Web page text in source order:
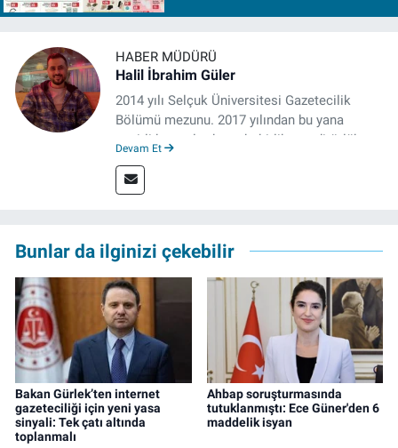
HABER MÜDÜRÜ
Halil İbrahim Güler
2014 yılı Selçuk Üniversitesi Gazetecilik
Bölümü mezunu. 2017 yılından bu yana
çeşitli kurumlarda muhabirlik ve editörlük
müdürü olarak devam ediyor.
Devam Et
Bunlar da ilginizi çekebilir
Bakan Gürlek’ten internet
gazeteciliği için yeni yasa
sinyali: Tek çatı altında
toplanmalı
Ahbap soruşturmasında
tutuklanmıştı: Ece Güner'den 6
maddelik isyan